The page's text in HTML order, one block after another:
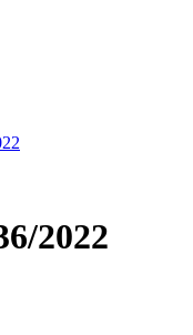
2022